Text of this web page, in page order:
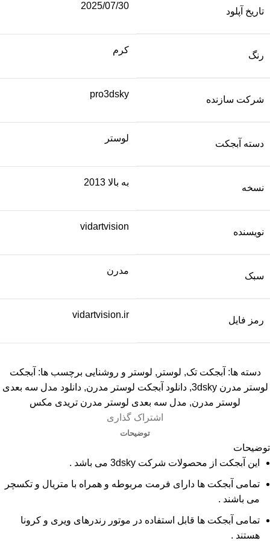
تاریخ آپلود
2025/07/30
رنگ
کرم
شرکت سازنده
pro3dsky
دسته آبجکت
لوستر
نسخه
به بالا 2013
نویسنده
vidartvision
سبک
مدرن
رمز فایل
vidartvision.ir
دسته ها: آبجکت تک, لوستر , لوستر و روشنایی برچسب ها: آبجکت
لوستر مدرن 3dsky
, دانلود آبجکت لوستر مدرن, دانلود مدل سه بعدی
لوستر مدرن, مدل سه بعدی لوستر مدرن تریدی مکس
اشتراک گذاری
توضیحات
توضیحات
این آبجکت از محصولات شرکت 3dsky می باشد .
تمامی آبجکت ها دارای فرمت مربوطه و همراه با متریال و تکسچر
می باشند .
تمامی آبجکت ها قابل استفاده در موتور رندرهای ویری و کرونا
هستند .